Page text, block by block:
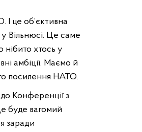
І це об’єктивна
Вільнюсі. Це саме
хтось у
амбіції. Маємо й
посилення НАТО.
Конференції з
буде вагомий
заради